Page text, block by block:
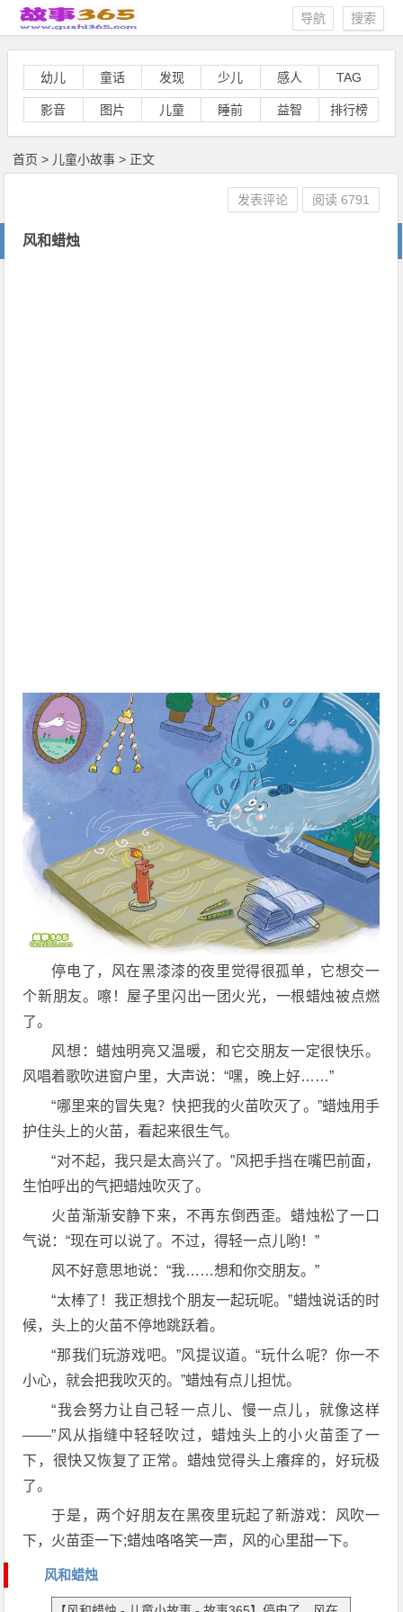
搜索
导航
幼儿 童话 发现 少儿 感人 TAG
影音 图片 儿童 睡前 益智 排行榜
首页 > 儿童小故事 > 正文
风和蜡烛
停电了，风在黑漆漆的夜里觉得很孤单，它想交一
个新朋友。嚓！屋子里闪出一团火光，一根蜡烛被点燃
了。
风想：蜡烛明亮又温暖，和它交朋友一定很快乐。
风唱着歌吹进窗户里，大声说：“嘿，晚上好……”
“哪里来的冒失鬼？快把我的火苗吹灭了。”蜡烛用手
护住头上的火苗，看起来很生气。
“对不起，我只是太高兴了。”风把手挡在嘴巴前面，
生怕呼出的气把蜡烛吹灭了。
火苗渐渐安静下来，不再东倒西歪。蜡烛松了一口
气说：“现在可以说了。不过，得轻一点儿哟！”
风不好意思地说：“我……想和你交朋友。”
“太棒了！我正想找个朋友一起玩呢。”蜡烛说话的时
候，头上的火苗不停地跳跃着。
“那我们玩游戏吧。”风提议道。“玩什么呢？你一不
小心，就会把我吹灭的。”蜡烛有点儿担忧。
“我会努力让自己轻一点儿、慢一点儿，就像这样
——”风从指缝中轻轻吹过，蜡烛头上的小火苗歪了一
下，很快又恢复了正常。蜡烛觉得头上癢痒的，好玩极
了。
于是，两个好朋友在黑夜里玩起了新游戏：风吹一
下，火苗歪一下;蜡烛咯咯笑一声，风的心里甜一下。
风和蜡烛
发表评论 阅读6791